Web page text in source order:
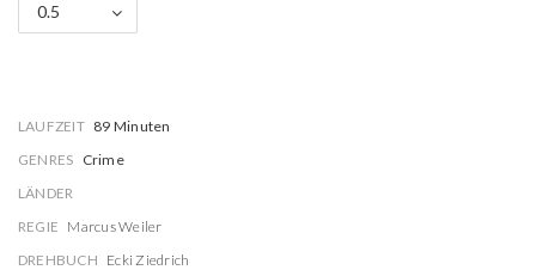
0.5
LAUFZEIT 89 Minuten
GENRES Crime
LÄNDER
REGIE Marcus Weiler
DREHBUCH Ecki Ziedrich